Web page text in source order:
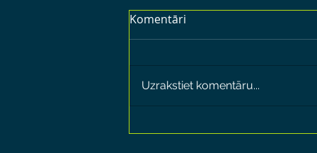
Droni ir jaunā lasītprasme?
Komentāri
Uzrakstiet komentāru...